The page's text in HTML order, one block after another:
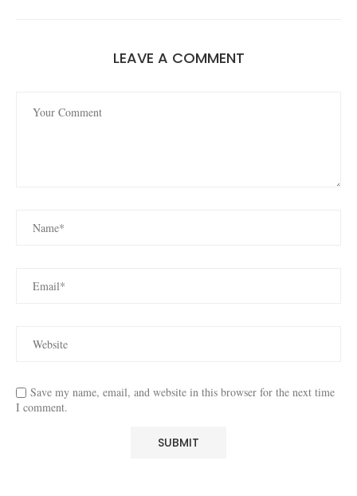
LEAVE A COMMENT
Save my name, email, and website in this browser for the next time
I comment.